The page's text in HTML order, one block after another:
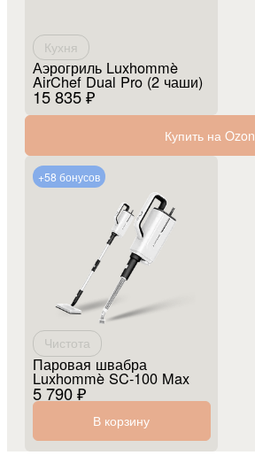
Кухня
Аэрогриль Luxhommè
AirChef Dual Pro (2 чаши)
15 835 ₽
Купить на Ozon
+58 бонусов
Чистота
Паровая швабра
Luxhommè SC-100 Max
5 790 ₽
В корзину